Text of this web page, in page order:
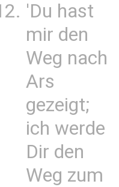
'Du hast
mir den
Weg nach
Ars
gezeigt;
ich werde
Dir den
Weg zum